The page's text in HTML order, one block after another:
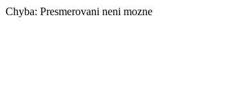
Chyba: Presmerovani neni mozne